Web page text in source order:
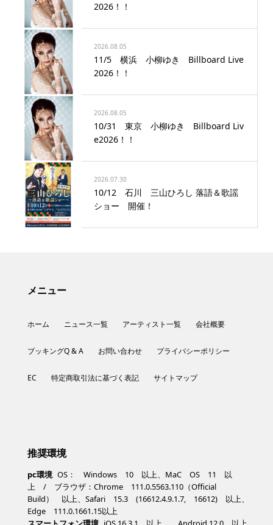
2026！！
2026.08.05
11/5 横浜 小柳ゆき Billboard Live
2026！！
2026.08.05
10/31 東京 小柳ゆき Billboard Liv
e2026！！
2026.07.30
10/12 石川 三山ひろし 落語＆歌謡
ショー 開催！
メニュー
ホーム ニュース一覧 アーティスト一覧 会社概要
ブッキングQ & A お問い合わせ プライバシーポリシー
EC 特定商取引法に基づく表記 サイトマップ
推奨環境
pc環境 OS： Windows 10 以上、MaC OS 11 以
上 / ブラウザ：Chrome 111.0.5563.110（Official
Build） 以上、Safari 15.3 (16612.4.9.1.7, 16612) 以上、
Edge 111.0.1661.15以上